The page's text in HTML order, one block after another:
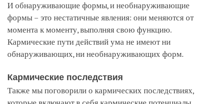
И обнаруживающие формы, и необнаруживающие
формы – это нестатичные явления: они меняются от
момента к моменту, выполняя свою функцию.
Кармические пути действий ума не имеют ни
обнаруживающих, ни необнаруживающих форм.
Кармические последствия
Также мы поговорили о кармических последствиях,